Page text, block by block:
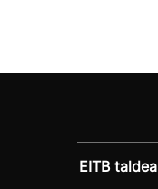
EITB taldea